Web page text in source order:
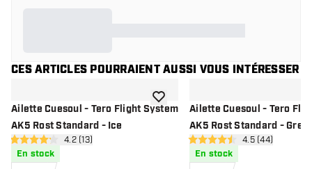
CES ARTICLES POURRAIENT AUSSI VOUS INTÉRESSER
Ailette Cuesoul - Tero Flight System
AK5 Rost Standard - Ice
ouvrir le panneau des avis
4.2 étoiles de notation
4.2 (13)
En stock
ajouter à la liste de souhaits
Ailette Cuesoul - Tero
AK5 Rost Standard -
ouvrir le
4.5 étoiles de notation
4.5 (44)
En stock